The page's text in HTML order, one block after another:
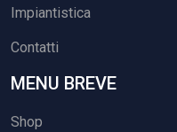
Impiantistica
Contatti
MENU BREVE
Shop